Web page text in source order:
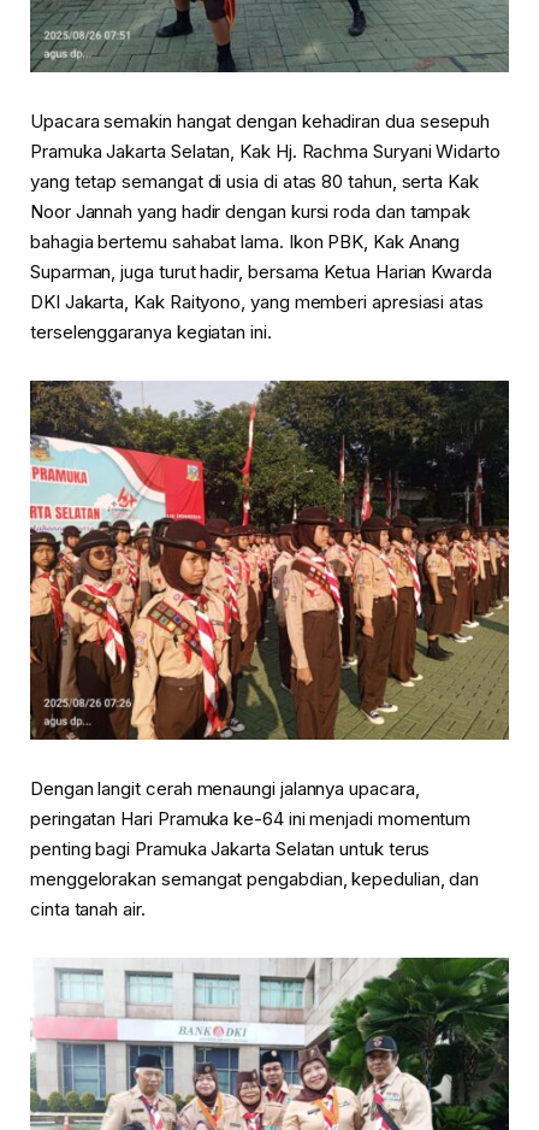
Upacara semakin hangat dengan kehadiran dua sesepuh
Pramuka Jakarta Selatan, Kak Hj. Rachma Suryani Widarto
yang tetap semangat di usia di atas 80 tahun, serta Kak
Noor Jannah yang hadir dengan kursi roda dan tampak
bahagia bertemu sahabat lama. Ikon PBK, Kak Anang
Suparman, juga turut hadir, bersama Ketua Harian Kwarda
DKI Jakarta, Kak Raityono, yang memberi apresiasi atas
terselenggaranya kegiatan ini.
Dengan langit cerah menaungi jalannya upacara,
peringatan Hari Pramuka ke-64 ini menjadi momentum
penting bagi Pramuka Jakarta Selatan untuk terus
menggelorakan semangat pengabdian, kepedulian, dan
cinta tanah air.